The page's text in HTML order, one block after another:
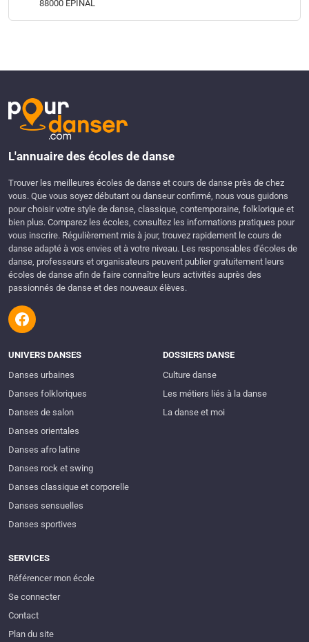
88000 EPINAL
L'annuaire des écoles de danse
Trouver les meilleures écoles de danse et cours de danse près de chez
vous. Que vous soyez débutant ou danseur confirmé, nous vous guidons
pour choisir votre style de danse, classique, contemporaine, folklorique et
bien plus. Comparez les écoles, consultez les informations pratiques pour
vous inscrire. Régulièrement mis à jour, trouvez rapidement le cours de
danse adapté à vos envies et à votre niveau. Les responsables d'écoles de
danse, professeurs et organisateurs peuvent publier gratuitement leurs
écoles de danse afin de faire connaître leurs activités auprès des
passionnés de danse et des nouveaux élèves.
UNIVERS DANSES
Danses urbaines
Danses folkloriques
Danses de salon
Danses orientales
Danses afro latine
Danses rock et swing
Danses classique et corporelle
Danses sensuelles
Danses sportives
DOSSIERS DANSE
Culture danse
Les métiers liés à la danse
La danse et moi
SERVICES
Référencer mon école
Se connecter
Contact
Plan du site